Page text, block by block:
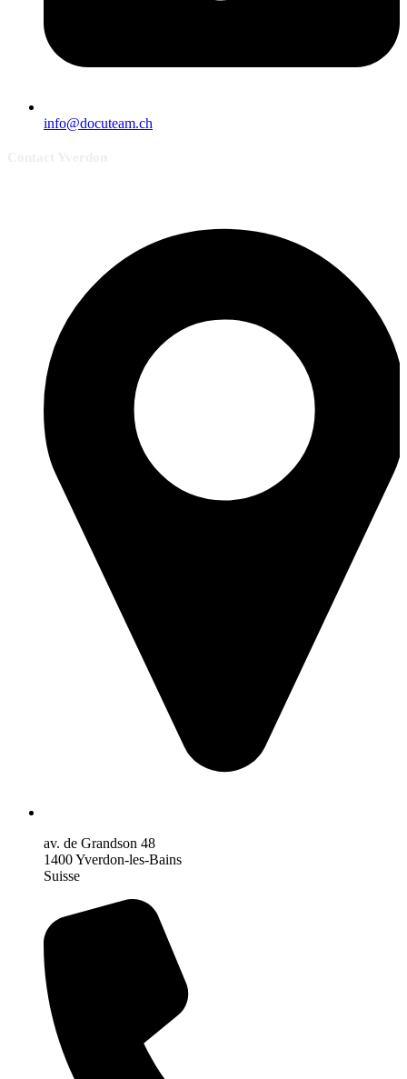
info@docuteam.ch
av. de Grandson 48
1400 Yverdon-les-Bains
Suisse